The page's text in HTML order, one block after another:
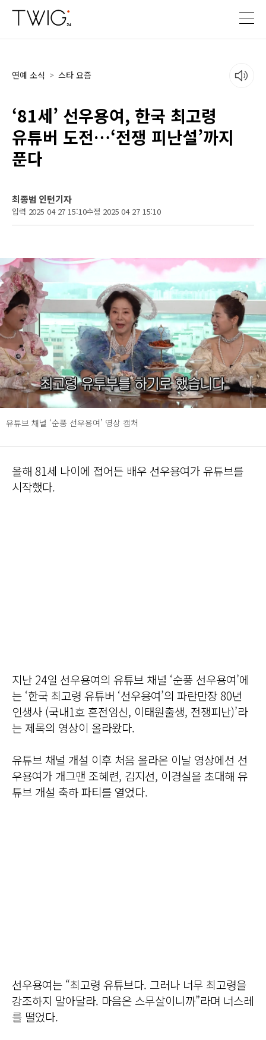
연예 소식 > 스타 요즘
‘81세’ 선우용여, 한국 최고령
유튜버 도전…‘전쟁 피난설’까지
푼다
최종범 인턴기자
입력 2025 04 27 15:10수정 2025 04 27 15:10
유튜브 채널 ‘순풍 선우용여’ 영상 캡처
올해 81세 나이에 접어든 배우 선우용여가 유튜브를
시작했다.
지난 24일 선우용여의 유튜브 채널 ‘순풍 선우용여’에
는 ‘한국 최고령 유튜버 ‘선우용여’의 파란만장 80년
인생사 (국내1호 혼전임신, 이태원출생, 전쟁피난)’라
는 제목의 영상이 올라왔다.
유튜브 채널 개설 이후 처음 올라온 이날 영상에선 선
우용여가 개그맨 조혜련, 김지선, 이경실을 초대해 유
튜브 개설 축하 파티를 열었다.
선우용여는 “최고령 유튜브다. 그러나 너무 최고령을
강조하지 말아달라. 마음은 스무살이니까”라며 너스레
를 떨었다.